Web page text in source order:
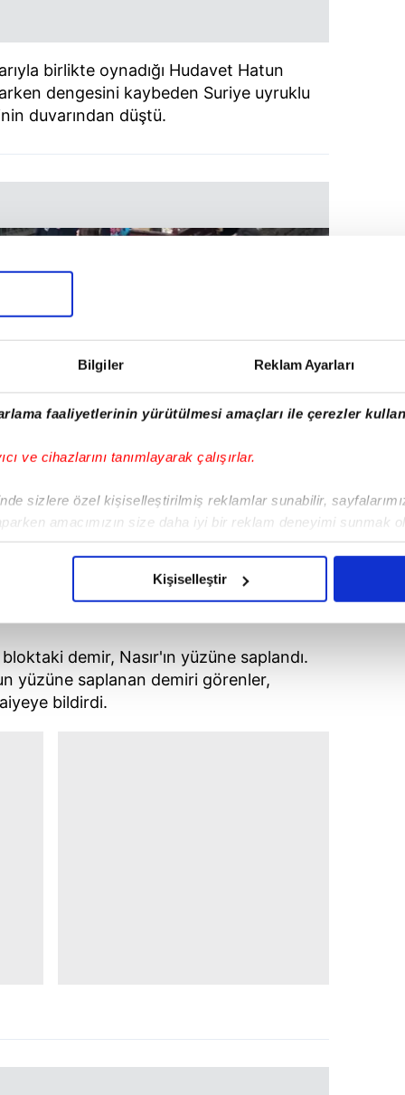
Bilgiler Reklam Ayarları
faaliyetlerinin yürütülmesi amaçları ile çerezler
ve cihazlarını tanımlayarak çalışırlar.
sizlere özel kişiselleştirilmiş reklamlar sunabilir,
amacımızın size daha iyi bir reklam deneyimi sunmak
gelen çabayı gösterdiğimizi ve bu noktada, reklamların
için İnternet Sitemizde kendimize ve üçüncü kişilere ait
verileriniz işlenmekte olup gerekli olan çerezler bilgi toplumu
çerezler, sitemizin daha işlevsel kılınması ve
amaçlarıyla sınırlı olarak açık rızanız dahilinde
Kişiselleştir
birlikte oynadığı Hudavet Hatun
dengesini kaybeden Suriye uyruklu
duvarından düştü.
demir, Nasır'ın yüzüne saplandı.
yüzüne saplanan demiri görenler,
bildirdi.